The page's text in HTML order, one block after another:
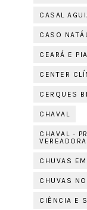
CASAL
CASO
CEARÁ E
CENTER
CERQUES
CHAVAL
CHAVAL -
CHUVAS
CHUVAS
CIÊNCIA E